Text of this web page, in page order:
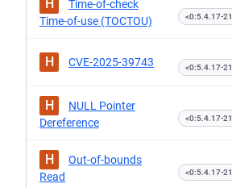
H
Time-of-check
Time-of-use (TOCTOU)
<0:5.4.17-
H CVE-2025-39743 <0:5.4.17-
H
NULL Pointer
Dereference
<0:5.4.17-
H
Out-of-bounds
Read
<0:5.4.17-